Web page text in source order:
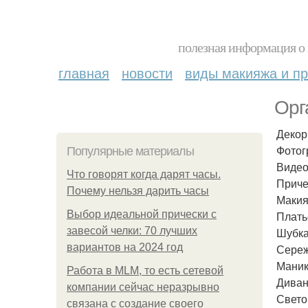
полезная информация
главная новости виды макияжа и
Популярные материалы
Что говорят когда дарят часы.
Почему нельзя дарить часы
Выбор идеальной прически с
завесой челки: 70 лучших
вариантов на 2024 год
Работа в MLM, то есть сетевой
компании сейчас неразрывно
связана с создание своего